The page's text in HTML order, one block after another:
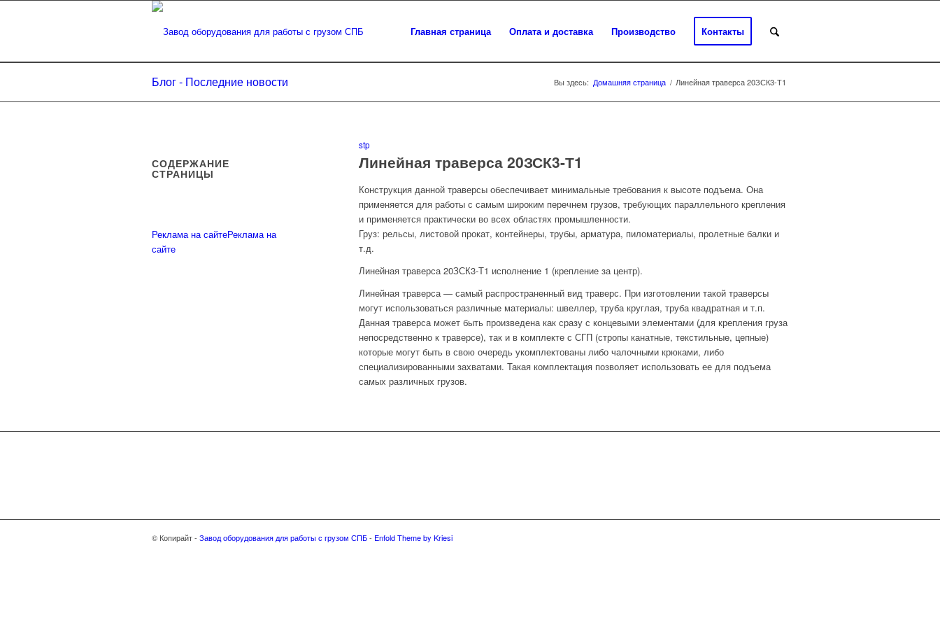
Главная страница Оплата и доставка Производство Контакты
Блог - Последние новости Вы здесь: Домашняя страница / Линейная траверса 20ЗСК3-Т1
stp
Линейная траверса 20ЗСК3-Т1
Конструкция данной траверсы обеспечивает минимальные требования к высоте подъема. Она
применяется для работы с самым широким перечнем грузов, требующих параллельного крепления
и применяется практически во всех областях промышленности.
Груз: рельсы, листовой прокат, контейнеры, трубы, арматура, пиломатериалы, пролетные балки и
т.д.
Линейная траверса 20ЗСК3-Т1 исполнение 1 (крепление за центр).
Линейная траверса — самый распространенный вид траверс. При изготовлении такой траверсы
могут использоваться различные материалы: швеллер, труба круглая, труба квадратная и т.п.
Данная траверса может быть произведена как сразу с концевыми элементами (для крепления груза
непосредственно к траверсе), так и в комплекте с СГП (стропы канатные, текстильные, цепные)
которые могут быть в свою очередь укомплектованы либо чалочными крюками, либо
специализированными захватами. Такая комплектация позволяет использовать ее для подъема
самых различных грузов.
СОДЕРЖАНИЕ
СТРАНИЦЫ
Реклама на сайтеРеклама на
сайте
© Копирайт - Завод оборудования для работы с грузом СПБ- Enfold Theme by Kriesi